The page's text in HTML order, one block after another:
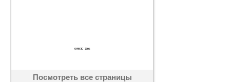
Посмотреть все страницы